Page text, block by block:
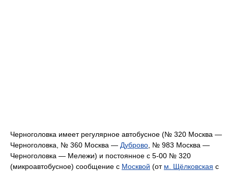
Черноголовка имеет регулярное автобусное (№ 320 Москва —
Черноголовка, № 360 Москва — Дуброво , № 983 Москва —
Черноголовка — Мележи) и постоянное с 5-00 № 320
(микроавтобусное) сообщение с Москвой (от м. Щёлковская с